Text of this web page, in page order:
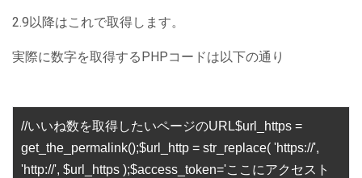
2.9以降はこれで取得します。
実際に数字を取得するPHPコードは以下の通り
//いいね数を取得したいページのURL$url_https =
get_the_permalink();$url_http = str_replace( 'https://',
'http://', $url_https );$access_token='ここにアクセスト